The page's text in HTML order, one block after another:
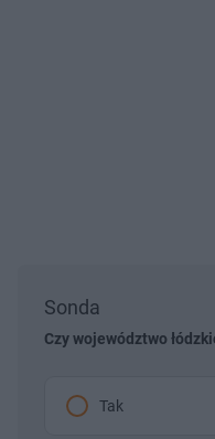
Sonda
Czy województwo
Tak